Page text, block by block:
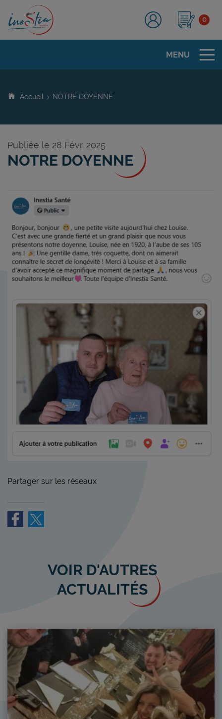
0
MENU
Accueil NOTRE DOYENNE
Publiée le 28 Févr. 2025
NOTRE DOYENNE
Partager sur les réseaux
VOIR D'AUTRES
ACTUALITÉS